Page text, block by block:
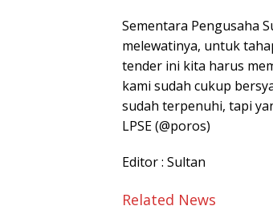
Sementara Pengusaha
melewatinya, untuk
tender ini kita harus
kami sudah cukup
sudah terpenuhi, tapi
LPSE (@poros)
Editor : Sultan
Related News